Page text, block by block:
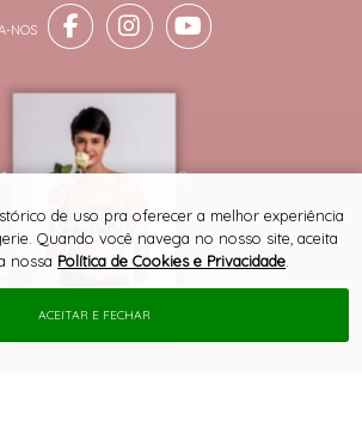
PLATAFORMA B2B
® TODOS DIREITOS RESERVADOS
KIT EMPREENDEDORA
INICIANTE
de uso pra oferecer a melhor experiência
Quando você navega no nosso site, aceita
nossa Política de Cookies e Privacidade
ACEITAR E FECHAR